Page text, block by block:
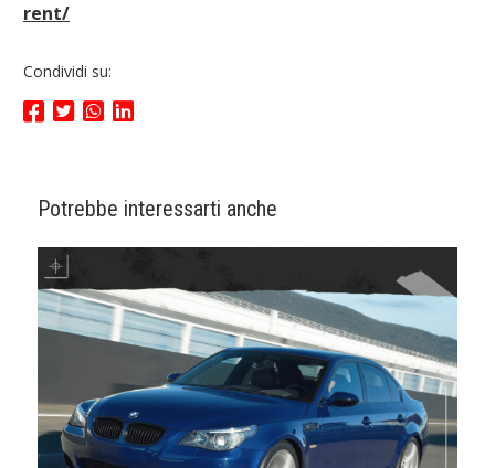
rent/
Condividi su:
Potrebbe interessarti anche